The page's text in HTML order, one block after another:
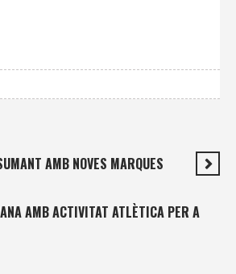
AMB NOVES MARQUES
AMB ACTIVITAT ATLÈTICA PER A